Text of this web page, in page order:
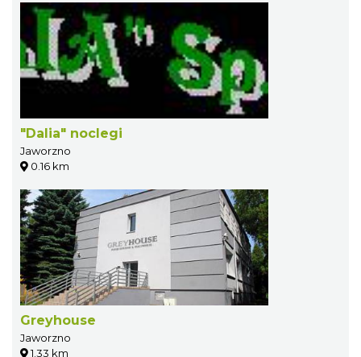
"Dalia" noclegi
Jaworzno
0.16 km
Greyhouse
Jaworzno
1.33 km